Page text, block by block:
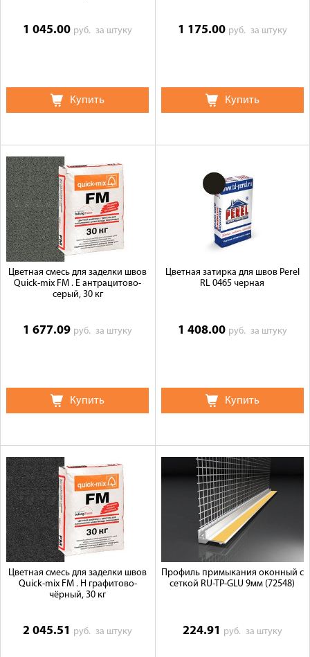
1 045.00 руб.за штуку
Купить
1 175.00 руб. за штуку
Купить
Цветная смесь для заделки швов
Quick-mix FM . E антрацитово-
серый, 30 кг
1 677.09 руб.за штуку
Купить
Цветная затирка для швов Perel
RL 0465 черная
1 408.00 руб. за штуку
Купить
Цветная смесь для заделки швов
Quick-mix FM . H графитово-
чёрный, 30 кг
2 045.51 руб.за штуку
Профиль примыкания оконный с
сеткой RU-TP-GLU 9мм (72548)
224.91 руб. за штуку